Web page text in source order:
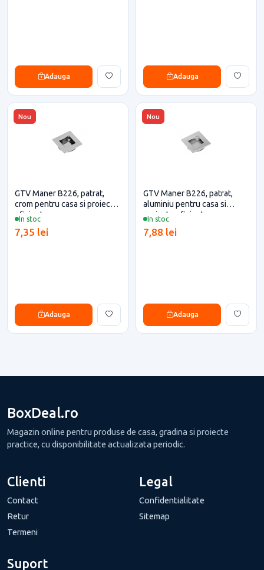
Adauga Adauga
Nou
In stoc
GTV Maner B226, patrat,
crom pentru casa si proiecte
eficiente
7,35 lei
Adauga
Nou
In stoc
GTV Maner B226, patrat,
aluminiu pentru casa si
proiecte eficiente
7,88 lei
Adauga
BoxDeal.ro
Magazin online pentru produse de casa, gradina si proiecte
practice, cu disponibilitate actualizata periodic.
Clienti
Contact
Retur
Termeni
Legal
Confidentialitate
Sitemap
Suport